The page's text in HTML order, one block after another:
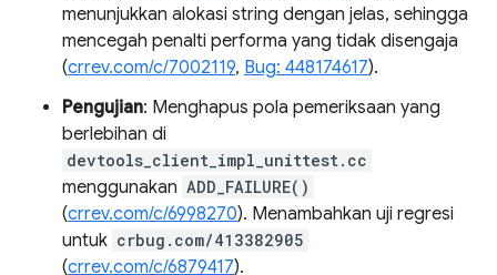
menunjukkan alokasi string dengan jelas, sehingga
mencegah penalti performa yang tidak disengaja
(crrev.com/c/7002119, Bug: 448174617).
Pengujian: Menghapus pola pemeriksaan yang
berlebihan di
devtools_client_impl_unittest.cc
menggunakan ADD_FAILURE()
(crrev.com/c/6998270). Menambahkan uji regresi
untuk crbug.com/413382905
(crrev.com/c/6879417).